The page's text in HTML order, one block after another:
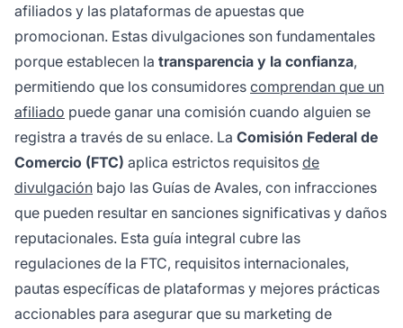
afiliados y las plataformas de apuestas que
promocionan. Estas divulgaciones son fundamentales
porque establecen la transparencia y la confianza,
permitiendo que los consumidores comprendan que un
afiliado puede ganar una comisión cuando alguien se
registra a través de su enlace. La Comisión Federal de
Comercio (FTC) aplica estrictos requisitos de
divulgación bajo las Guías de Avales, con infracciones
que pueden resultar en sanciones significativas y daños
reputacionales. Esta guía integral cubre las
regulaciones de la FTC, requisitos internacionales,
pautas específicas de plataformas y mejores prácticas
accionables para asegurar que su marketing de